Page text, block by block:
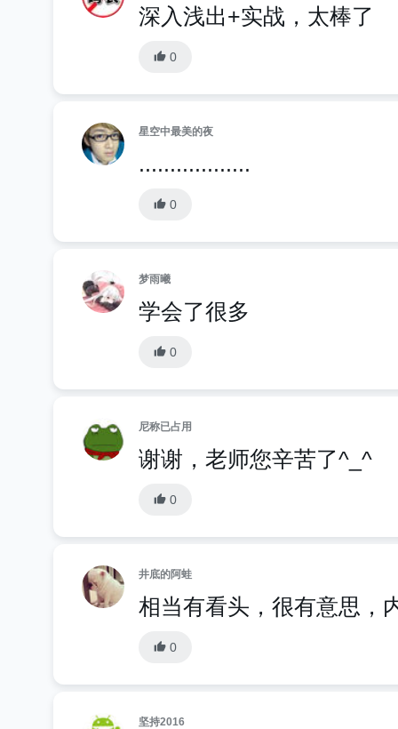
深入浅出+实战，太棒了
0
星空中最美的夜
..................
0
梦雨曦
学会了很多
0
尼称已占用
谢谢，老师您辛苦了^_^
0
井底的阿蛙
相当有看头，很有意思，
0
坚持2016